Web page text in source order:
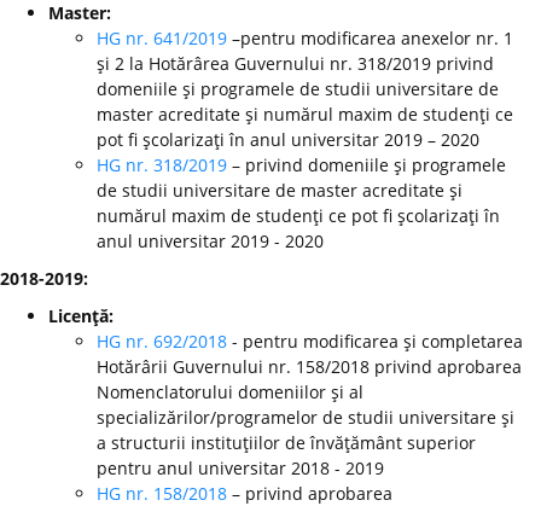
Master:
HG nr. 641/2019 –pentru modificarea anexelor nr. 1
şi 2 la Hotărârea Guvernului nr. 318/2019 privind
domeniile şi programele de studii universitare de
master acreditate şi numărul maxim de studenţi ce
pot fi şcolarizaţi în anul universitar 2019 – 2020
HG nr. 318/2019 – privind domeniile şi programele
de studii universitare de master acreditate şi
numărul maxim de studenţi ce pot fi şcolarizaţi în
anul universitar 2019 - 2020
2018-2019:
Licenţă:
HG nr. 692/2018 - pentru modificarea şi completarea
Hotărârii Guvernului nr. 158/2018 privind aprobarea
Nomenclatorului domeniilor şi al
specializărilor/programelor de studii universitare şi
a structurii instituţiilor de învăţământ superior
pentru anul universitar 2018 - 2019
HG nr. 158/2018 – privind aprobarea